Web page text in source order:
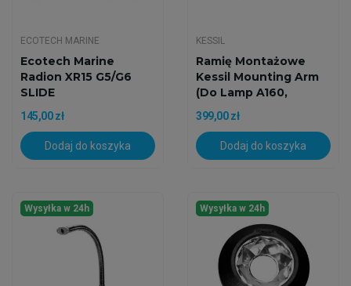
ECOTECH MARINE
Ecotech Marine
Radion XR15 G5/G6
SLIDE
145,00 zł
Dodaj do koszyka
KESSIL
Ramię Montażowe
Kessil Mounting Arm
(do Lamp A160,
A360X,...
399,00 zł
Dodaj do koszyka
Wysyłka w 24h Wysyłka w 24h